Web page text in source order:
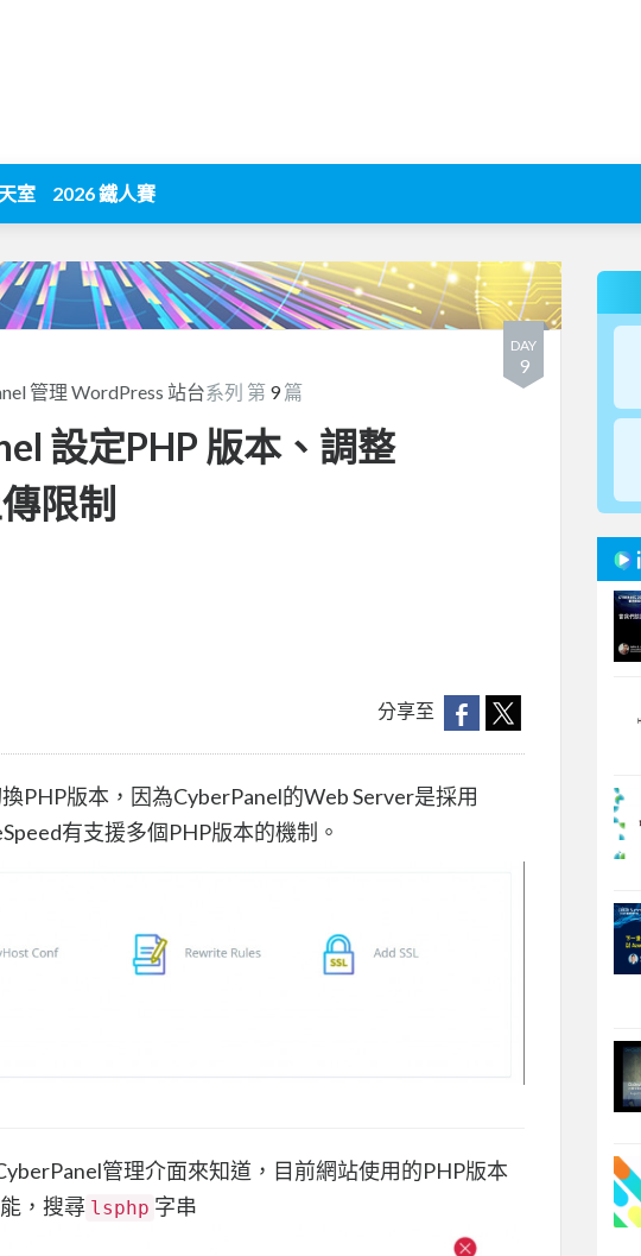
室 2026 鐵人賽
DAY
9
管理 WordPress 站台系列 第 9篇
設定PHP 版本、調整
限制
分享至
PHP版本，因為CyberPanel的Web Server是採用
有支援多個PHP版本的機制。
管理介面來知道，目前網站使用的PHP版本
，搜尋 lsphp 字串